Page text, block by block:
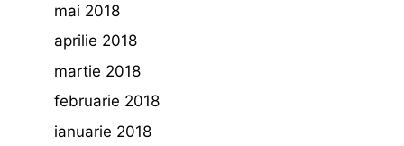
mai 2018
aprilie 2018
martie 2018
februarie 2018
ianuarie 2018